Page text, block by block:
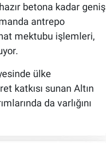
betona kadar geniş
antrepo
mektubu işlemleri,
ülke
katkısı sunan Altın
da varlığını